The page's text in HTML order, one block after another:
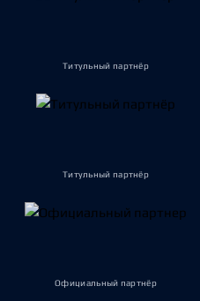
Титульный партнёр
Титульный партнёр
Официальный партнёр